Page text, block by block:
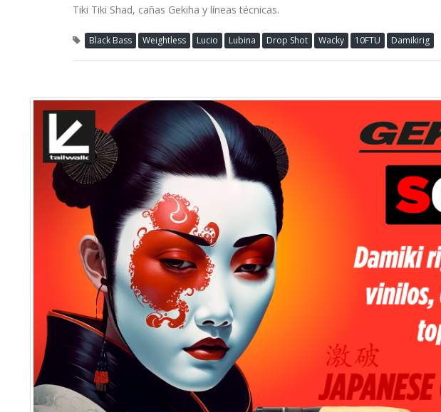
Tiki Tiki Shad, cañas Gekiha y líneas técnicas.
Black Bass Weightless Lucio Lubina Drop Shot Wacky 10FTU Damikirig